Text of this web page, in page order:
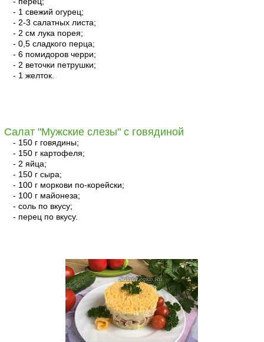
- 1 свежий огурец;
- 2-3 салатных листа;
- 2 см лука порея;
- 0,5 сладкого перца;
- 6 помидоров черри;
- 2 веточки петрушки;
- 1 желток.
Салат "Мужские слезы" с говядиной
- 150 г говядины;
- 150 г картофеля;
- 2 яйца;
- 150 г сыра;
- 100 г моркови по-корейски;
- 100 г майонеза;
- соль по вкусу;
- перец по вкусу.